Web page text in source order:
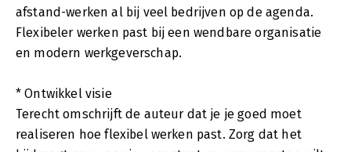
afstand-werken al bij veel bedrijven op de agenda.
Flexibeler werken past bij een wendbare organisatie
en modern werkgeverschap.
* Ontwikkel visie
Terecht omschrijft de auteur dat je je goed moet
realiseren hoe flexibel werken past. Zorg dat het